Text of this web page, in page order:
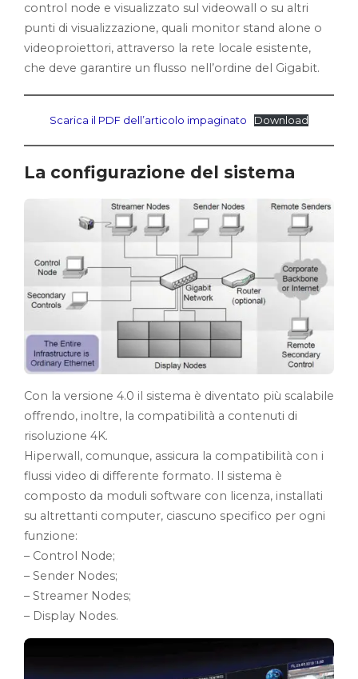
control node e visualizzato sul videowall o su altri
punti di visualizzazione, quali monitor stand alone o
videoproiettori, attraverso la rete locale esistente,
che deve garantire un flusso nell’ordine del Gigabit.
Scarica il PDF dell’articolo impaginato Download
La configurazione del sistema
Con la versione 4.0 il sistema è diventato più scalabile
offrendo, inoltre, la compatibilità a contenuti di
risoluzione 4K.
Hiperwall, comunque, assicura la compatibilità con i
flussi video di differente formato. Il sistema è
composto da moduli software con licenza, installati
su altrettanti computer, ciascuno specifico per ogni
funzione:
– Control Node;
– Sender Nodes;
– Streamer Nodes;
– Display Nodes.